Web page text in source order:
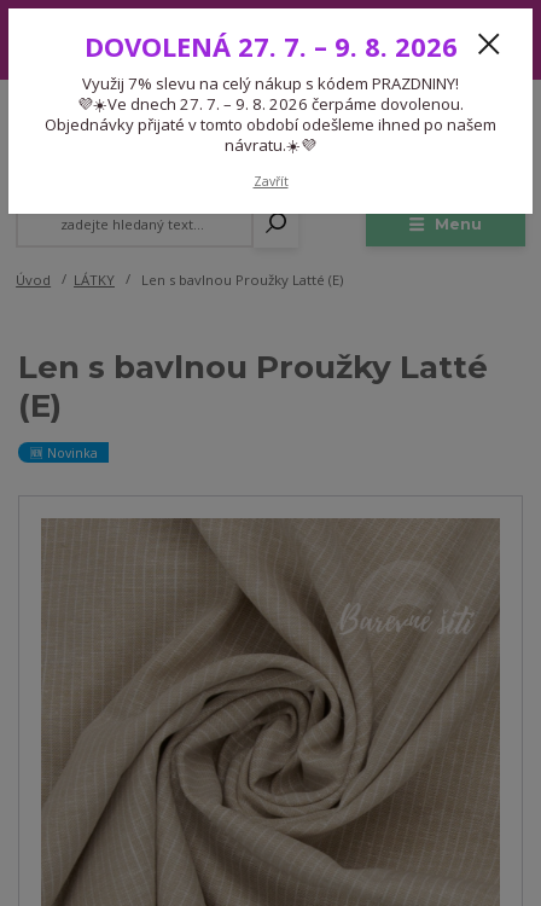
7. – 9. 8. 2026 čerpáme dovolenou. Objednávky přijaté v tomto období
odešleme ihned po našem návratu.☀️💜
Menu
CZK
Expedice 775 866 913
Po-Čt 9-15:30 Pá 9-14:30 Pauza 13-13:45
Úvod LÁTKY Len s bavlnou Proužky Latté (E)
Len s bavlnou Proužky Latté
(E)
🆕 Novinka
DOVOLENÁ 27. 7. – 9. 8. 2026
Využij 7% slevu na celý nákup s kódem PRAZDNINY!
💜☀️Ve dnech 27. 7. – 9. 8. 2026 čerpáme dovolenou.
Objednávky přijaté v tomto období odešleme ihned po našem
návratu.☀️💜
Zavřít